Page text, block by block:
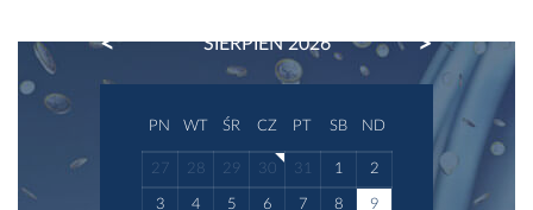
SIERPIEŃ 2026
PREVIOUS NEXT
PN WT ŚR CZ PT SB ND
27 28 29 30 31 1 2
3 4 5 6 7 8 9